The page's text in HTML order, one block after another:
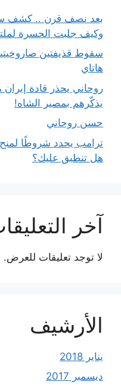
بعد نصف قرن .. كشف
وكيف جلبت الحسرة
سقوط قذيفتين
هاتاي
روحاني يحذر قادة
يذكّرهم بمصير الشاه!
حسن روحاني
ترامب يحدد شروطًا لمنح
هل تنطبق عليك؟
آخر
لا توجد تعليقات للعرض.
الأرشيف
يناير 2018
ديسمبر 2017